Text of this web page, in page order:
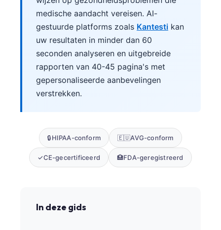
medische aandacht vereisen. AI-
gestuurde platforms zoals Kantesti kan
uw resultaten in minder dan 60
seconden analyseren en uitgebreide
rapporten van 40-45 pagina's met
gepersonaliseerde aanbevelingen
verstrekken.
🔒HIPAA-conform 🇪🇺AVG-conform
✓CE-gecertificeerd 🏥FDA-geregistreerd
In deze gids